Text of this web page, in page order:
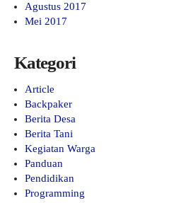
Agustus 2017
Mei 2017
Kategori
Article
Backpaker
Berita Desa
Berita Tani
Kegiatan Warga
Panduan
Pendidikan
Programming